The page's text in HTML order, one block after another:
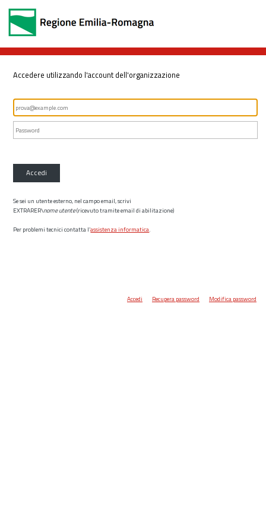
Accedere utilizzando l'account dell'organizzazione
Accedi
Se sei un utente esterno, nel campo email, scrivi
EXTRARER\nome utente(ricevuto tramite email di abilitazione)
Per problemi tecnici contatta l’assistenza informatica.
Accedi Recupera password Modifica password